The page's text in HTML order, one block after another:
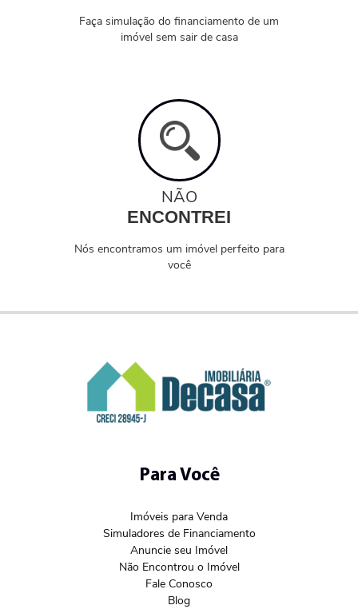
Faça simulação do financiamento de um
imóvel sem sair de casa
NÃO
ENCONTREI
Nós encontramos um imóvel perfeito para
você
Para Você
Imóveis para Venda
Simuladores de Financiamento
Anuncie seu Imóvel
Não Encontrou o Imóvel
Fale Conosco
Blog